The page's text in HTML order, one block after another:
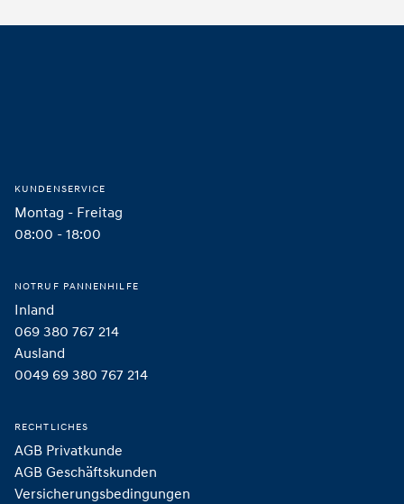
KUNDENSERVICE
Montag - Freitag
08:00 - 18:00
NOTRUF PANNENHILFE
Inland
069 380 767 214
Ausland
0049 69 380 767 214
RECHTLICHES
AGB Privatkunde
AGB Geschäftskunden
Versicherungsbedingungen